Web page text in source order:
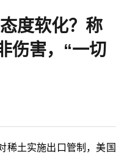
度软化？称
伤害，“一切
稀土实施出口管制，美国